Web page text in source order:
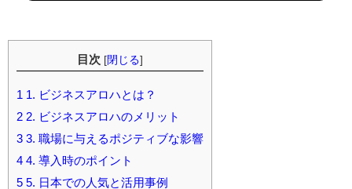
目次 [閉じる]
1 1. ビジネスアロハとは？
2 2. ビジネスアロハのメリット
3 3. 職場に与えるポジティブな影響
4 4. 導入時のポイント
5 5. 日本での人気と活用事例